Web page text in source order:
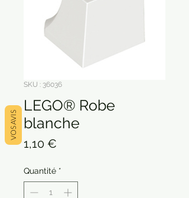
SKU : 36036
LEGO® Robe
blanche
1,10 €
Quantité *
VOS AVIS